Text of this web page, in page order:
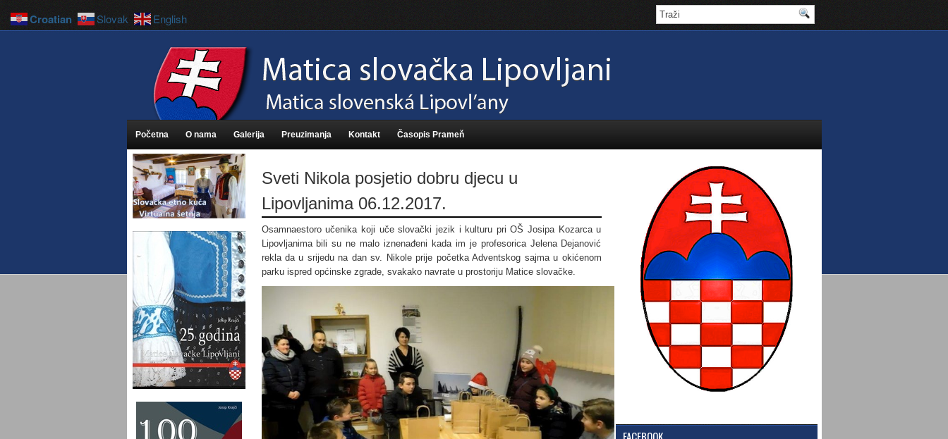
Početna O nama Galerija Preuzimanja Kontakt Časopis Prameň
Sveti Nikola posjetio dobru djecu u
Lipovljanima 06.12.2017.
Osamnaestoro učenika koji uče slovački jezik i kulturu pri OŠ Josipa Kozarca u
Lipovljanima bili su ne malo iznenađeni kada im je profesorica Jelena Dejanović
rekla da u srijedu na dan sv. Nikole prije početka Adventskog sajma u okićenom
parku ispred općinske zgrade, svakako navrate u prostoriju Matice slovačke.
Croatian Slovak English